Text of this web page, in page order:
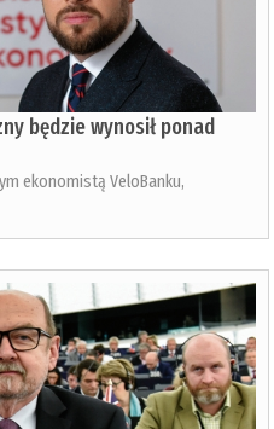
będzie wynosił ponad
ekonomistą VeloBanku,